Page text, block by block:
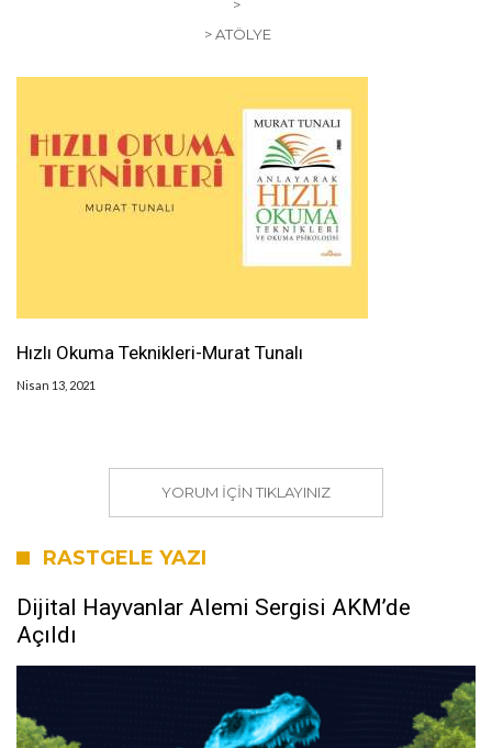
>
> ATÖLYE
Hızlı Okuma Teknikleri-Murat Tunalı
Nisan 13, 2021
YORUM IÇIN TIKLAYINIZ
RASTGELE YAZI
Dijital Hayvanlar Alemi Sergisi AKM’de
Açıldı